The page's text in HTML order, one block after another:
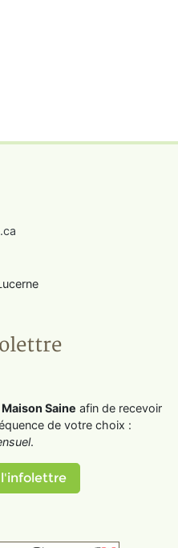
Saine afin de recevoir
de votre choix :
.
l'infolettre